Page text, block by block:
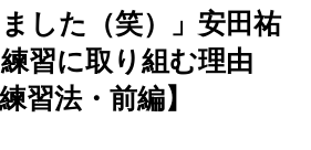
ました（笑）」安田祐
習に取り組む理由
習法・前編】